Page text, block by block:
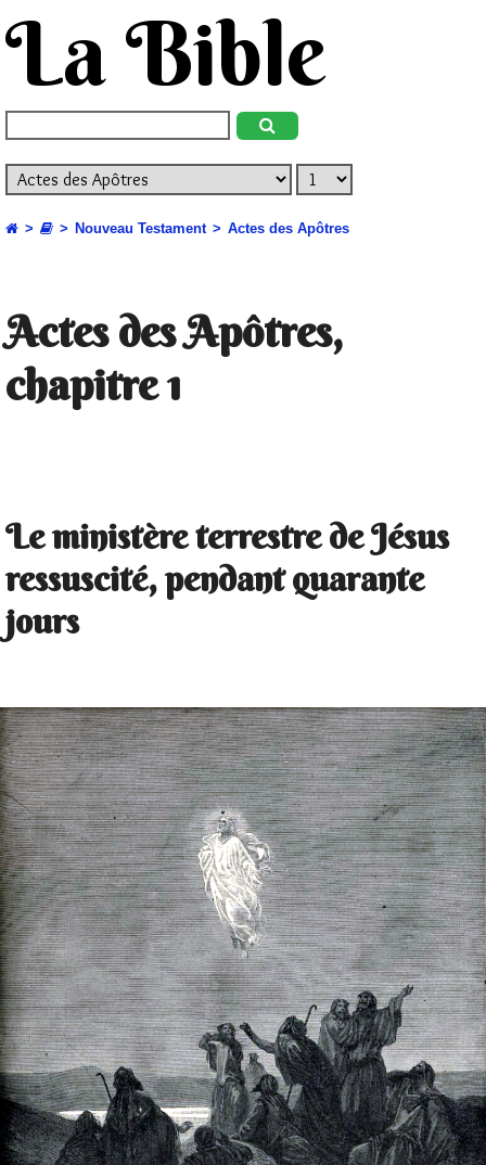
La Bible
Nouveau Testament Actes des Apôtres
Actes des Apôtres,
chapitre 1
Le ministère terrestre de Jésus
ressuscité, pendant quarante
jours